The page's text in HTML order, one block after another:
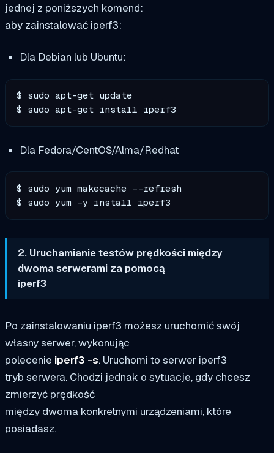
jednej z poniższych komend:
aby zainstalować iperf3:
Dla Debian lub Ubuntu:
$ sudo apt-get update
$ sudo apt-get install iperf3
Dla Fedora/CentOS/Alma/Redhat
$ sudo yum makecache --refresh
$ sudo yum -y install iperf3
2. Uruchamianie testów prędkości między
dwoma serwerami za pomocą
iperf3
Po zainstalowaniu iperf3 możesz uruchomić swój
własny serwer, wykonując
polecenie iperf3 -s. Uruchomi to serwer iperf3
tryb serwera. Chodzi jednak o sytuacje, gdy chcesz
zmierzyć prędkość
między dwoma konkretnymi urządzeniami, które
posiadasz.